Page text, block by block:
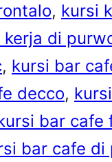
, kursi
kerja di
, kursi bar
decco,
bar cafe
bar cafe di